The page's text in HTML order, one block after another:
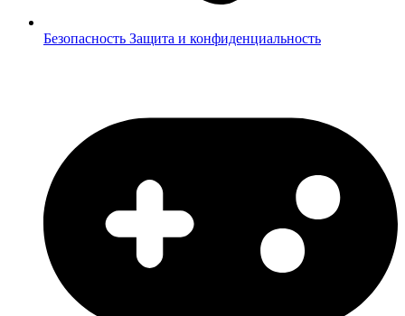
Безопасность Защита и конфиденциальность